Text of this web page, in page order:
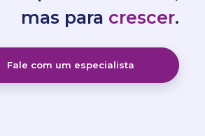
mas para crescer.
Fale com um especialista